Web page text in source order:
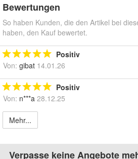
Bewertungen
So haben Kunden, die den Artikel bei
haben, den Kauf bewertet.
Positiv
Von: gibat 14.01.26
Positiv
Von: n***a 28.12.25
Mehr...
Verpasse keine Angebote